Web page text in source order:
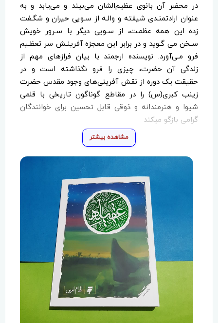
در محضر آن بانوی عظیم‌الشان می‌بیند و می‌یابد و به
عنوان ارادتمنـدی شیفته و والـه از سـویی حیران و شگـفت
زده این همه عظمـت، از سـویی دیگر با سـرور خویش
سـخن می گـوید و در برابر این معجزه آفرینـش سر تعظـیم
فرو مـی‌آورد. نویسنده ارجمند با بیان فرازهای مهم از
زندگی آن حضرت، چیزی را فرو نگذاشته است و در
حقیقت یک دوره از نقش آفرینی‌های وجود مقدس حضرت
زینب کبری(س) را در مقاطع گوناگون تاریخی با قلمی
شیوا و هنرمندانه و ذوقی قابل تحسین برای خوانندگان
گرامی بازگو میکند
مشاهده بیشتر